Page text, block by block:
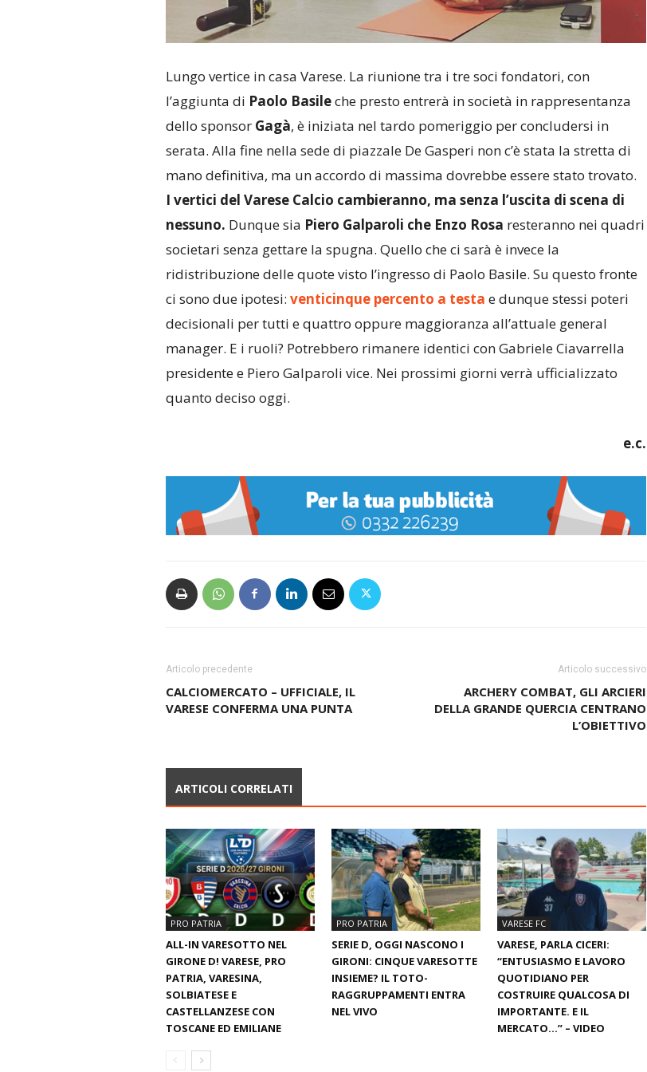
Lungo vertice in casa Varese. La riunione tra i tre soci fondatori, con
l’aggiunta di Paolo Basileche presto entrerà in società in rappresentanza
dello sponsor Gagà, è iniziata nel tardo pomeriggio per concludersi in
serata. Alla fine nella sede di piazzale De Gasperi non c’è stata la stretta di
mano definitiva, ma un accordo di massima dovrebbe essere stato trovato.
I vertici del Varese Calcio cambieranno, ma senza l’uscita di scena di
nessuno. Dunque sia Piero Galparoli che Enzo Rosa resteranno nei quadri
societari senza gettare la spugna. Quello che ci sarà è invece la
ridistribuzione delle quote visto l’ingresso di Paolo Basile. Su questo fronte
ci sono due ipotesi: venticinque percento a testa e dunque stessi poteri
decisionali per tutti e quattro oppure maggioranza all’attuale general
manager. E i ruoli? Potrebbero rimanere identici con Gabriele Ciavarrella
presidente e Piero Galparoli vice. Nei prossimi giorni verrà ufficializzato
quanto deciso oggi.
e.c.
Articolo precedente
CALCIOMERCATO – UFFICIALE, IL
VARESE CONFERMA UNA PUNTA
Articolo successivo
ARCHERY COMBAT, GLI ARCIERI
DELLA GRANDE QUERCIA CENTRANO
L’OBIETTIVO
ARTICOLI CORRELATI
PRO PATRIA
ALL-IN VARESOTTO NEL
GIRONE D! VARESE, PRO
PATRIA, VARESINA,
SOLBIATESE E
CASTELLANZESE CON
TOSCANE ED EMILIANE
PRO PATRIA
SERIE D, OGGI NASCONO I
GIRONI: CINQUE VARESOTTE
INSIEME? IL TOTO-
RAGGRUPPAMENTI ENTRA
NEL VIVO
VARESE FC
VARESE, PARLA CICERI:
“ENTUSIASMO E LAVORO
QUOTIDIANO PER
COSTRUIRE QUALCOSA DI
IMPORTANTE. E IL
MERCATO…” – VIDEO